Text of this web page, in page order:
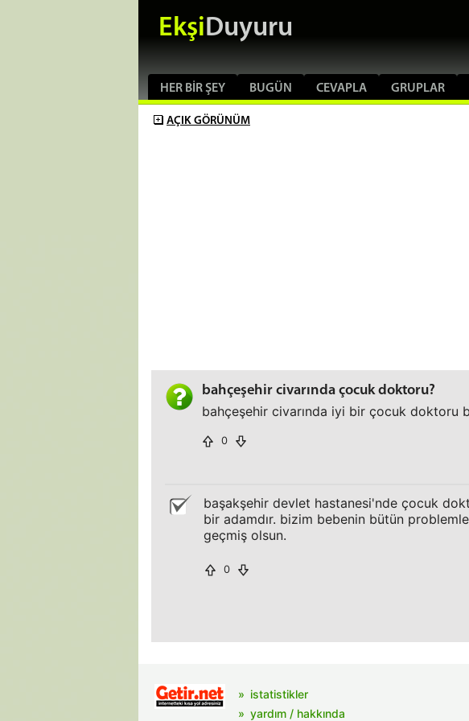
EkşiDuyuru
HER BIR ŞEY BUGÜN CEVAPLA GRUPLAR
AÇIK GÖRÜNÜM
bahçeşehir civarında çocuk doktoru?
bahçeşehir civarında iyi bir çocuk doktoru
0
başakşehir devlet hastanesi'nde çocuk
bir adamdır. bizim bebenin bütün
geçmiş olsun.
0
istatistikler
yardım / hakkında